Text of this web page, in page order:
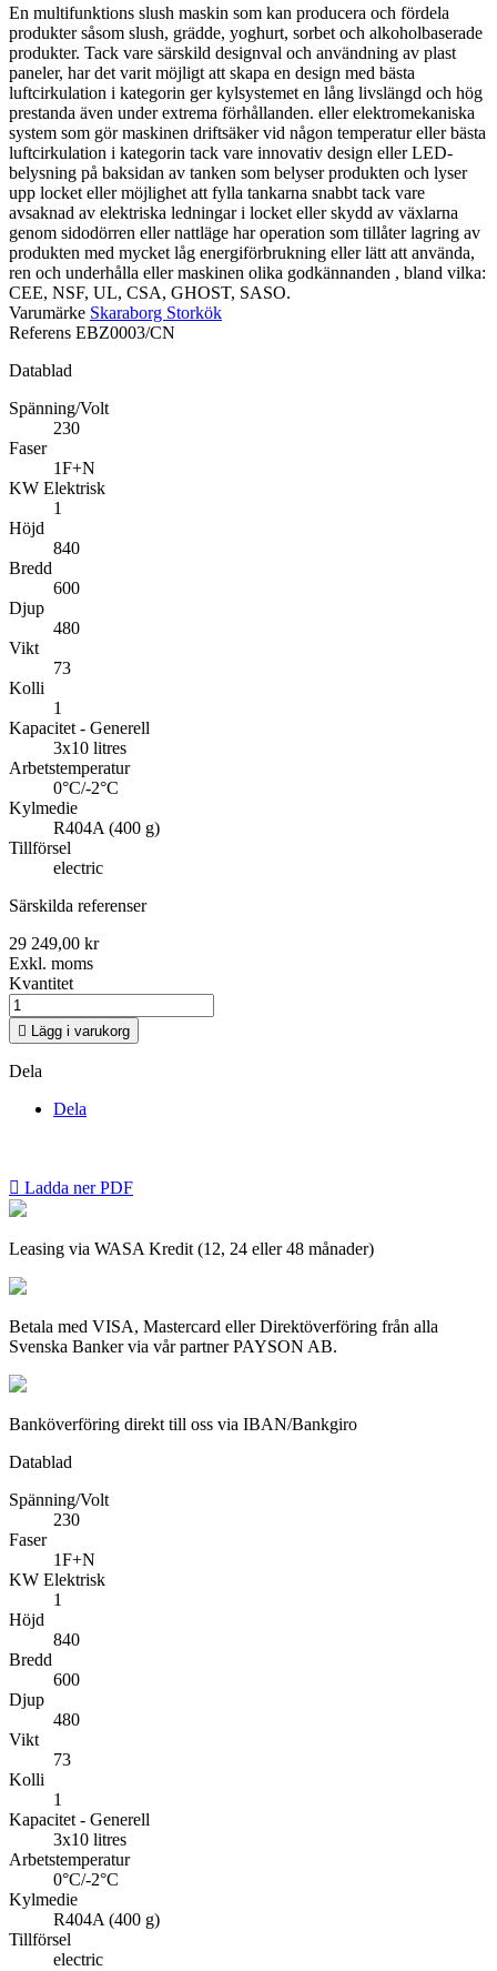
En multifunktions slush maskin som kan producera och fördela
produkter såsom slush, grädde, yoghurt, sorbet och alkoholbaserade
produkter. Tack vare särskild designval och användning av plast
paneler, har det varit möjligt att skapa en design med bästa
luftcirkulation i kategorin ger kylsystemet en lång livslängd och hög
prestanda även under extrema förhållanden. eller elektromekaniska
system som gör maskinen driftsäker vid någon temperatur eller bästa
luftcirkulation i kategorin tack vare innovativ design eller LED-
belysning på baksidan av tanken som belyser produkten och lyser
upp locket eller möjlighet att fylla tankarna snabbt tack vare
avsaknad av elektriska ledningar i locket eller skydd av växlarna
genom sidodörren eller nattläge har operation som tillåter lagring av
produkten med mycket låg energiförbrukning eller lätt att använda,
ren och underhålla eller maskinen olika godkännanden , bland vilka:
CEE, NSF, UL, CSA, GHOST, SASO.
Varumärke Skaraborg Storkök
Referens EBZ0003/CN
Datablad
Spänning/Volt
230
Faser
1F+N
KW Elektrisk
1
Höjd
840
Bredd
600
Djup
480
Vikt
73
Kolli
1
Kapacitet - Generell
3x10 litres
Arbetstemperatur
0°C/-2°C
Kylmedie
R404A (400 g)
Tillförsel
electric
Särskilda referenser
29 249,00 kr
Exkl. moms
Kvantitet
 Lägg i varukorg
Dela
Dela
 Ladda ner PDF
Leasing via WASA Kredit (12, 24 eller 48 månader)
Betala med VISA, Mastercard eller Direktöverföring från alla
Svenska Banker via vår partner PAYSON AB.
Banköverföring direkt till oss via IBAN/Bankgiro
Datablad
Spänning/Volt
230
Faser
1F+N
KW Elektrisk
1
Höjd
840
Bredd
600
Djup
480
Vikt
73
Kolli
1
Kapacitet - Generell
3x10 litres
Arbetstemperatur
0°C/-2°C
Kylmedie
R404A (400 g)
Tillförsel
electric